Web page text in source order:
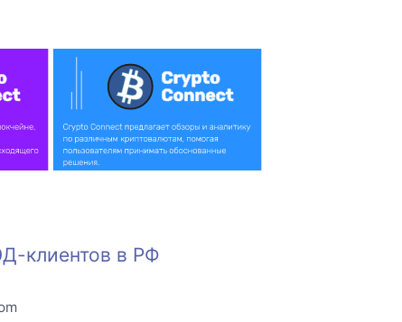
клиентов в РФ